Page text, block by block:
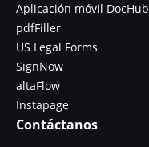
Aplicación móvil DocHub
pdfFiller
US Legal Forms
SignNow
altaFlow
Instapage
Contáctanos